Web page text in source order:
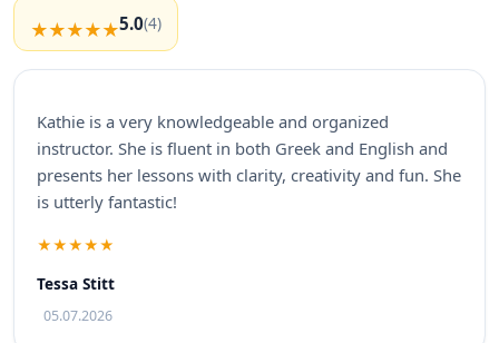
5.0(4)
Kathie is a very knowledgeable and organized
instructor. She is fluent in both Greek and English and
presents her lessons with clarity, creativity and fun. She
is utterly fantastic!
Tessa Stitt
05.07.2026